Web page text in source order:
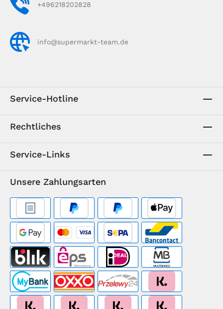
+496218202828
info@supermarkt-team.de
Service-Hotline
Rechtliches
Service-Links
Unsere Zahlungsarten